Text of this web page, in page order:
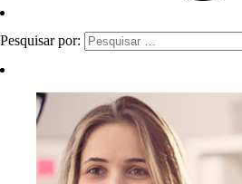
Pesquisar por: